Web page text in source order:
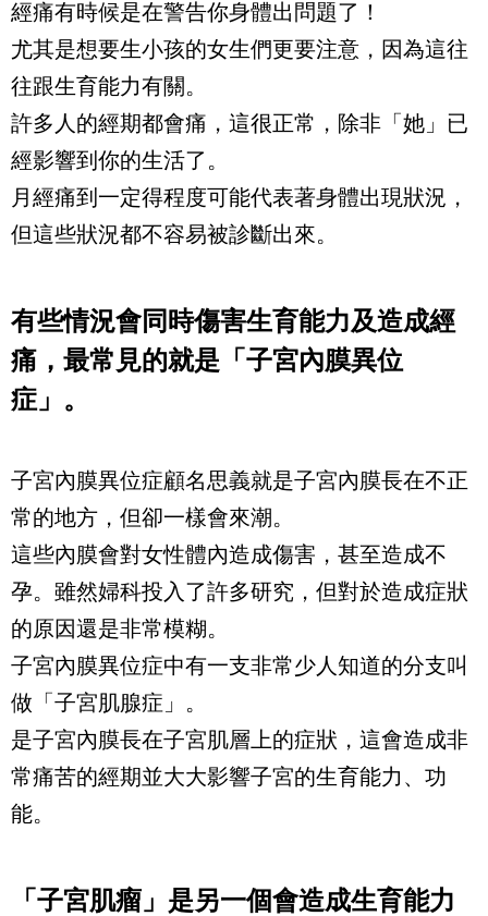
經痛有時候是在警告你身體出問題了！
尤其是想要生小孩的女生們更要注意，因為這往
往跟生育能力有關。
許多人的經期都會痛，這很正常，除非「她」已
經影響到你的生活了。
月經痛到一定得程度可能代表著身體出現狀況，
但這些狀況都不容易被診斷出來。
有些情況會同時傷害生育能力及造成經
痛，最常見的就是「子宮內膜異位
症」。
子宮內膜異位症顧名思義就是子宮內膜長在不正
常的地方，但卻一樣會來潮。
這些內膜會對女性體內造成傷害，甚至造成不
孕。雖然婦科投入了許多研究，但對於造成症狀
的原因還是非常模糊。
子宮內膜異位症中有一支非常少人知道的分支叫
做「子宮肌腺症」。
是子宮內膜長在子宮肌層上的症狀，這會造成非
常痛苦的經期並大大影響子宮的生育能力、功
能。
「子宮肌瘤」是另一個會造成生育能力